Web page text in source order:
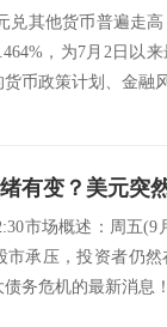
兑其他货币普遍走
，为7月2日以
币政策计划、金融
市场概述：周五
市承压，投资者仍
务危机的最新消息